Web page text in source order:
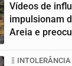
Vídeos de
impulsionam
Areia e